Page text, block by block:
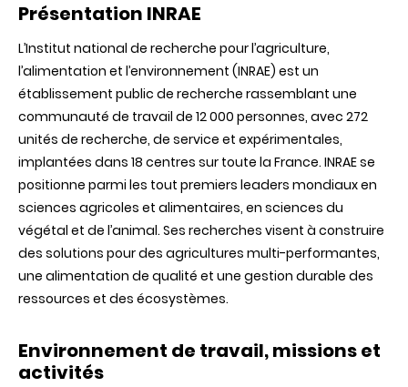
Présentation INRAE
L’Institut national de recherche pour l’agriculture,
l’alimentation et l’environnement (INRAE) est un
établissement public de recherche rassemblant une
communauté de travail de 12 000 personnes, avec 272
unités de recherche, de service et expérimentales,
implantées dans 18 centres sur toute la France. INRAE se
positionne parmi les tout premiers leaders mondiaux en
sciences agricoles et alimentaires, en sciences du
végétal et de l’animal. Ses recherches visent à construire
des solutions pour des agricultures multi-performantes,
une alimentation de qualité et une gestion durable des
ressources et des écosystèmes.
Environnement de travail, missions et
activités